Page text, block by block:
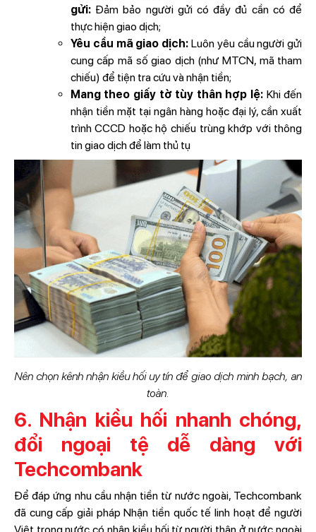
gửi: Đảm bảo người gửi có đầy đủ cần có để
thực hiện giao dịch;
Yêu cầu mã giao dịch: Luôn yêu cầu người gửi
cung cấp mã số giao dịch (như MTCN, mã tham
chiếu) để tiện tra cứu và nhận tiền;
Mang theo giấy tờ tùy thân hợp lệ:Khi đến
nhận tiền mặt tại ngân hàng hoặc đại lý, cần xuất
trình CCCD hoặc hộ chiếu trùng khớp với thông
tin giao dịch để làm thủ tụ
Nên chọn kênh nhận kiều hối uy tín để giao dịch minh bạch, an
toàn.
6. Nhận kiều hối nhanh chóng,
đổi ngoại tệ dễ dàng với
Techcombank
Để đáp ứng nhu cầu nhận tiền từ nước ngoài, Techcombank
đã cung cấp giải pháp Nhận tiền quốc tế linh hoạt để người
Việt trong nước có nhận kiều hối từ người thân ở nước ngoài